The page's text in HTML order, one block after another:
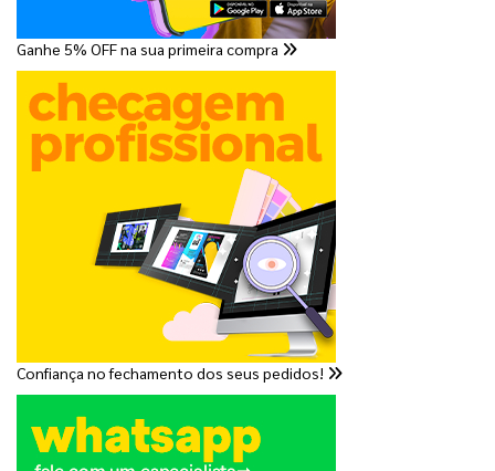
Ganhe 5% OFF na sua primeira compra
Confiança no fechamento dos seus pedidos!